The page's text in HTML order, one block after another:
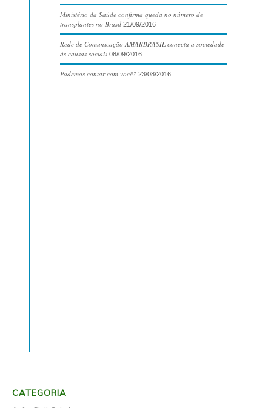
Ministério da Saúde confirma queda no número de
transplantes no Brasil 21/09/2016
Rede de Comunicação AMARBRASIL conecta a sociedade
às causas sociais 08/09/2016
Podemos contar com você? 23/08/2016
CATEGORIA